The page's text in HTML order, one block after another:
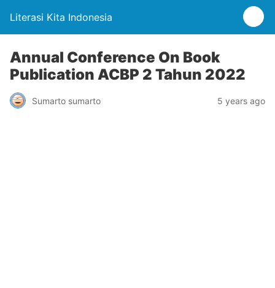
Literasi Kita Indonesia
Annual Conference On Book
Publication ACBP 2 Tahun 2022
Sumarto sumarto 5 years ago